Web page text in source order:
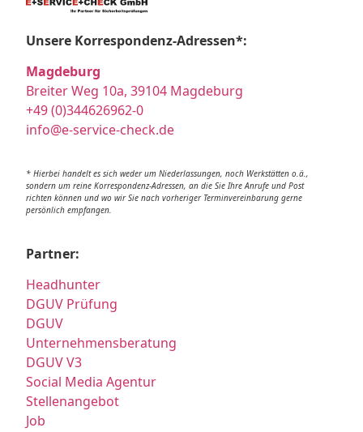
Unsere Korrespondenz-Adressen*:
Magdeburg
Breiter Weg 10a, 39104 Magdeburg
+49 (0)344626962-0
info@e-service-check.de
* Hierbei handelt es sich weder um Niederlassungen, noch Werkstätten o.ä.,
sondern um reine Korrespondenz-Adressen, an die Sie Ihre Anrufe und Post
richten können und wo wir Sie nach vorheriger Terminvereinbarung gerne
persönlich empfangen.
Partner:
Headhunter
DGUV Prüfung
DGUV
Unternehmensberatung
DGUV V3
Social Media Agentur
Stellenangebot
Job